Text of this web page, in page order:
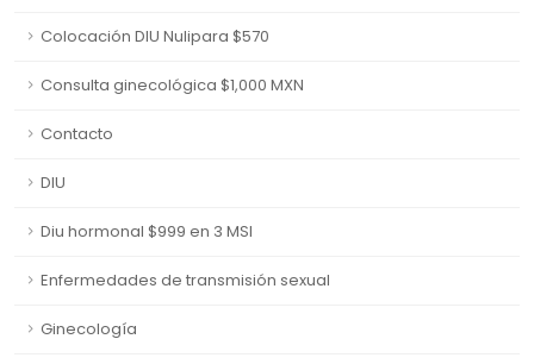
Colocación DIU Nulipara $570
Consulta ginecológica $1,000 MXN
Contacto
DIU
Diu hormonal $999 en 3 MSI
Enfermedades de transmisión sexual
Ginecología